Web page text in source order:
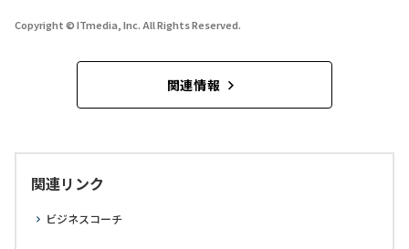
Copyright © ITmedia, Inc. All Rights Reserved.
関連情報
関連リンク
ビジネスコーチ